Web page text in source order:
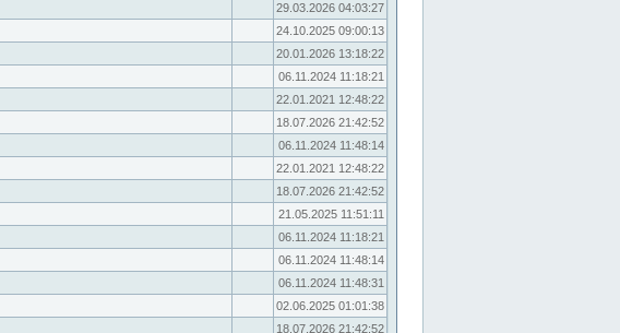
29.03.2026 04:03:27
24.10.2025 09:00:13
20.01.2026 13:18:22
06.11.2024 11:18:21
22.01.2021 12:48:22
18.07.2026 21:42:52
06.11.2024 11:48:14
22.01.2021 12:48:22
18.07.2026 21:42:52
21.05.2025 11:51:11
06.11.2024 11:18:21
06.11.2024 11:48:14
06.11.2024 11:48:31
02.06.2025 01:01:38
18.07.2026 21:42:52